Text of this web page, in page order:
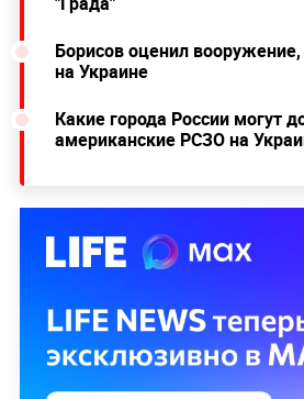
Борисов оценил
на Украине
Какие города России могут
американские РСЗО на